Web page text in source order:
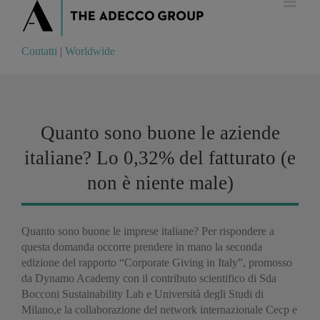
Contatti Worldwide
Contatti | Worldwide
Quanto sono buone le aziende
italiane? Lo 0,32% del fatturato (e
non è niente male)
Quanto sono buone le imprese italiane? Per rispondere a
questa domanda occorre prendere in mano la seconda
edizione del rapporto “Corporate Giving in Italy”, promosso
da Dynamo Academy con il contributo scientifico di Sda
Bocconi Sustainability Lab e Università degli Studi di
Milano,e la collaborazione del network internazionale Cecp e